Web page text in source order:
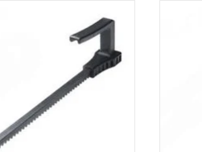
voor kitworsten . geschikt
PCG Milwaukee kitspuit
AAN WINKELWAGEN